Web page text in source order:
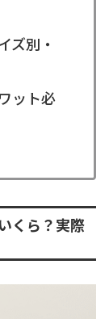
ズ別・
ット必
くら？実際